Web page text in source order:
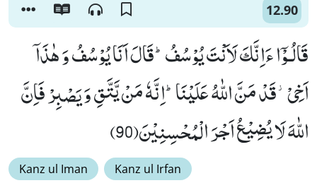
12.90
قَالُـوْۤا ءَاِنَّكَ لَاَنْتَ یُوْسُفُؕ-قَالَ اَنَا یُوْسُفُ وَ هٰذَاۤ
اَخِیْ٘-قَدْ مَنَّ اللّٰهُ عَلَیْنَاؕ-اِنَّهٗ مَنْ یَّتَّقِ وَ یَصْبِرْ فَاِنَّ
اللّٰهَ لَا یُضِیْعُ اَجْرَ الْمُحْسِنِیْنَ(90)
Kanz ul Iman Kanz ul Irfan